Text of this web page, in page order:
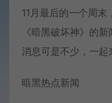
11月最后的一个周
《暗黑破坏神》的
消息可是不少，一起
暗黑热点新闻